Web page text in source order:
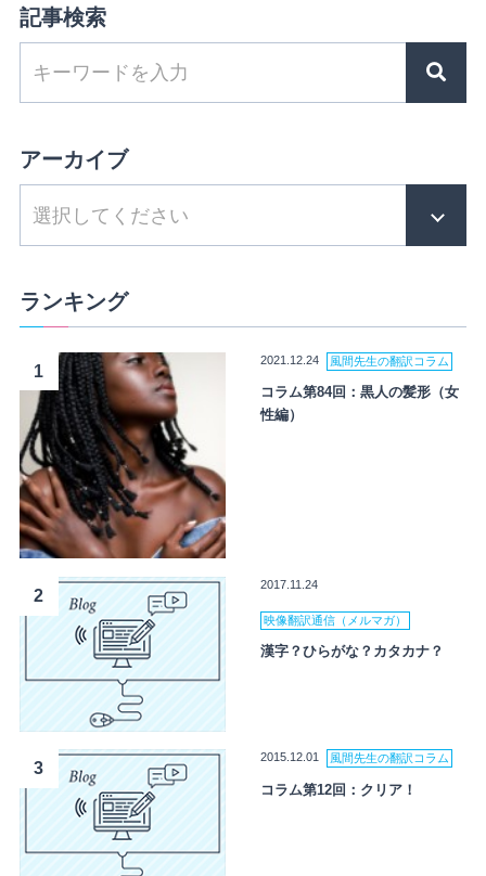
記事検索
アーカイブ
ランキング
1
2021.12.24 風間先生の翻訳コラム
コラム第84回：黒人の髪形（女
性編）
2
2017.11.24
映像翻訳通信（メルマガ）
漢字？ひらがな？カタカナ？
3
2015.12.01 風間先生の翻訳コラム
コラム第12回：クリア！